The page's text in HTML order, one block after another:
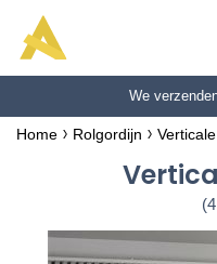
Schrijf je in voor de
We
Home Rolgordijn